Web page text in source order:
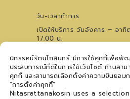
นิทรรศน์รัตนโกสินทร์ มีการใช้คุกกี้เพื่อพั
ประสบการณ์ที่ดีในการใช้เว็บไซต์ ท่านสาม
คุกกี้ และสามารถเลือกตั้งค่าความยินยอม
“การตั้งค่าคุกกี้”
Nitasrattanakosin uses a
วัน-เวลาทำการ
เปิดให้บริการ วันอังคาร – อา
17.00 น.
โทรศัพท์0 2621 0044
สอบถามเวทีการแสดงฯ 09
ติดตามข่าวสาร